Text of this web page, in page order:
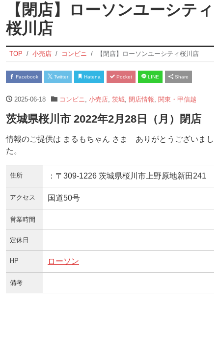
【閉店】ローソンユーシティ
桜川店
TOP 小売店 コンビニ 【閉店】ローソンユーシティ桜川店
Facebook Twitter Hatena Pocket LINE Share
2025-06-18 コンビニ 小売店, 茨城, 閉店情報 関東・甲信越
茨城県桜川市 2022年2月28日（月）閉店
情報のご提供は まるもちゃん さま ありがとうございまし
た。
住所 ：〒309-1226 茨城県桜川市上野原地新田241
アクセス 国道50号
営業時間
定休日
HP ローソン
備考